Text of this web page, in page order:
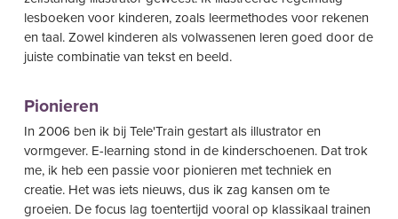
lesboeken voor kinderen, zoals leermethodes voor rekenen
en taal. Zowel kinderen als volwassenen leren goed door de
juiste combinatie van tekst en beeld.
Pionieren
In 2006 ben ik bij Tele'Train gestart als illustrator en
vormgever. E-learning stond in de kinderschoenen. Dat trok
me, ik heb een passie voor pionieren met techniek en
creatie. Het was iets nieuws, dus ik zag kansen om te
groeien. De focus lag toentertijd vooral op klassikaal trainen